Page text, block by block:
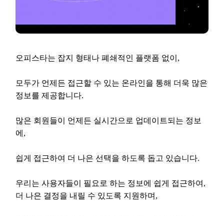
오피스타는 잡지 형태나 폐쇄적인 플랫폼 없이,
모두가 언제든 접근할 수 있는 온라인을 통해 더욱 많은
정보를 제공합니다.
많은 회원들이 언제든 실시간으로 업데이트되는 정보
에,
쉽게 접근하여 더 나은 선택을 하도록 돕고 있습니다.
우리는 사용자들이 필요로 하는 정보에 쉽게 접근하여,
더 나은 결정을 내릴 수 있도록 지원하며,